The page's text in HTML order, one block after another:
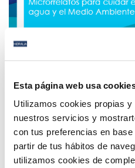
Esta página web usa
Utilizamos cookies propias
nuestros servicios y
con tus preferencias en
partir de tus hábitos de
utilizamos cookies de
Hidralia convoca el VIII
el medio ambiente y el
Anterior